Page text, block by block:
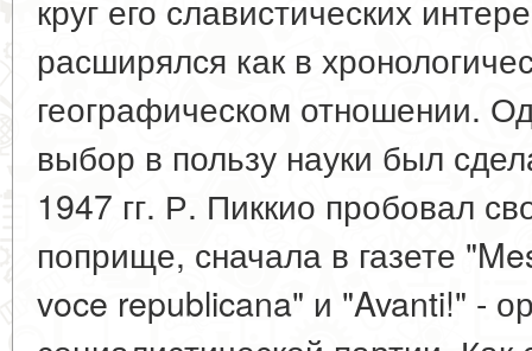
круг его славистических
расширялся как в
географическом отношении.
выбор в пользу науки был
1947 гг. Р. Пиккио пробовал
поприще, сначала в газете
voce republicana" и "Avanti!" -